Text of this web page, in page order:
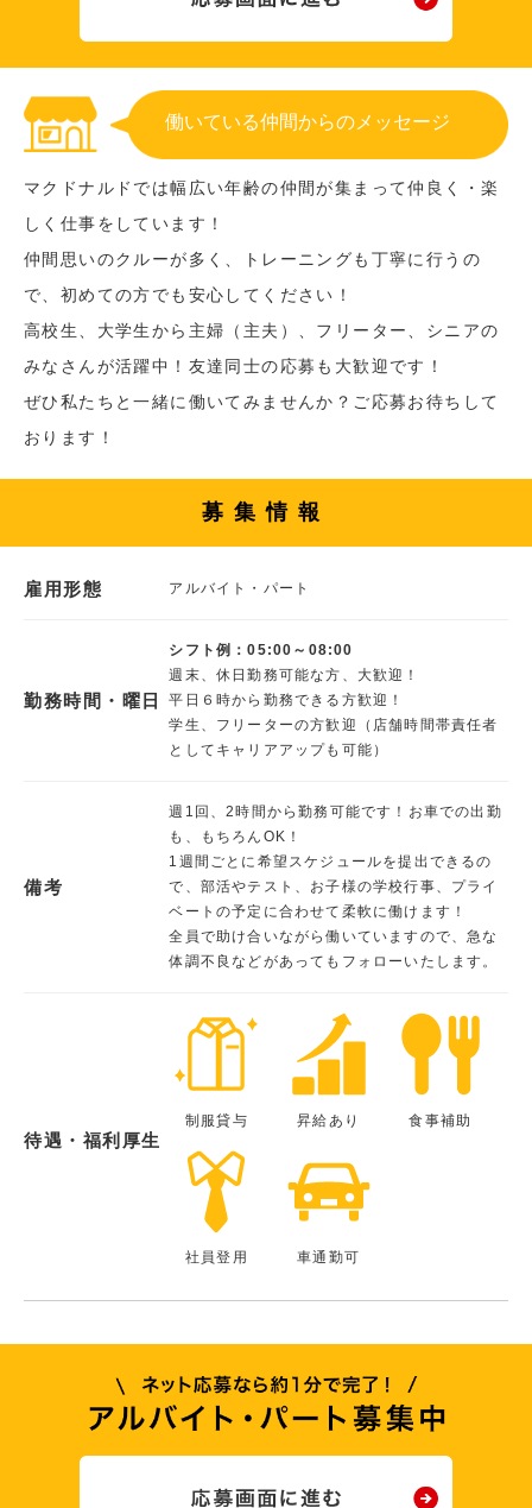
働いている仲間からのメッセージ
マクドナルドでは幅広い年齢の仲間が集まって仲良く・楽
しく仕事をしています！
仲間思いのクルーが多く、トレーニングも丁寧に行うの
で、初めての方でも安心してください！
高校生、大学生から主婦（主夫）、フリーター、シニアの
みなさんが活躍中！友達同士の応募も大歓迎です！
ぜひ私たちと一緒に働いてみませんか？ご応募お待ちして
おります！
募集情報
雇用形態 アルバイト・パート
勤務時間・曜日
シフト例：05:00～08:00
週末、休日勤務可能な方、大歓迎！
平日６時から勤務できる方歓迎！
学生、フリーターの方歓迎（店舗時間帯責任者
としてキャリアアップも可能）
備考
週1回、2時間から勤務可能です！お車での出勤
も、もちろんOK！
1週間ごとに希望スケジュールを提出できるの
で、部活やテスト、お子様の学校行事、プライ
ベートの予定に合わせて柔軟に働けます！
全員で助け合いながら働いていますので、急な
体調不良などがあってもフォローいたします。
待遇・福利厚生
制服貸与 昇給あり 食事補助
社員登用 車通勤可